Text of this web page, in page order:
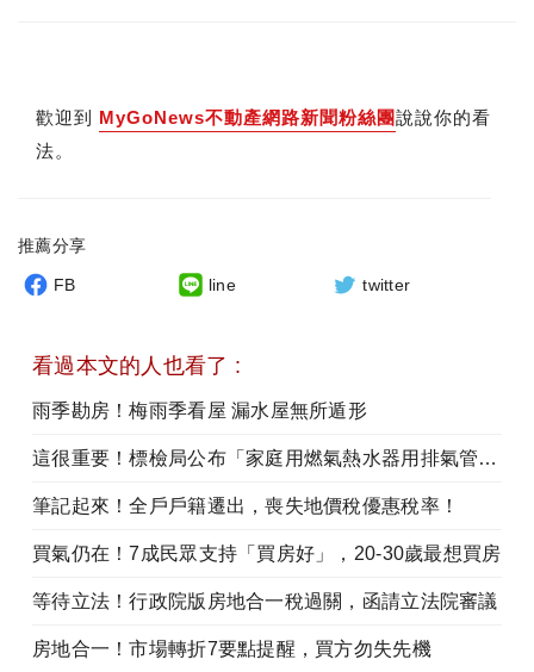
歡迎到 MyGoNews不動產網路新聞粉絲團說說你的看
法。
推薦分享
FB line twitter
看過本文的人也看了 :
雨季勘房！梅雨季看屋 漏水屋無所遁形
這很重要！標檢局公布「家庭用燃氣熱水器用排氣管」檢測結果
筆記起來！全戶戶籍遷出，喪失地價稅優惠稅率！
買氣仍在！7成民眾支持「買房好」，20-30歲最想買房
等待立法！行政院版房地合一稅過關，函請立法院審議
房地合一！市場轉折7要點提醒，買方勿失先機